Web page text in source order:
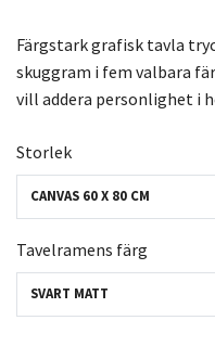
Färgstark grafisk tavla
skuggram i fem valbara
vill addera personlighet i
Storlek
CANVAS 60 X 80 CM
Tavelramens färg
SVART MATT